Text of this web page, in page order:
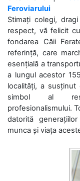
Feroviarului
Stimați colegi,
respect, vă felicit
fondarea Căii
referință, care
esențială a
a lungul acestor
localități, a
simbol al
profesionalismului.
datorită
munca și viața